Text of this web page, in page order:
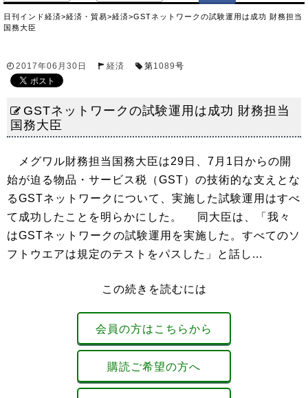
日刊インド経済>経済・貿易>経済>GSTネットワークの試験運用は成功 財務担当
国務大臣
2017年06月30日 経済 第1089号
GSTネットワークの試験運用は成功 財務担当
国務大臣
メグワル財務担当国務大臣は29日、7月1日からの開
始が迫る物品・サービス税（GST）の技術的な支えとな
るGSTネットワークについて、実施した試験運用はすべ
て成功したことを明らかにした。 同大臣は、「我々
はGSTネットワークの試験運用を実施した。すべてのソ
フトウエアは規定のテストをパスした」と話し...
この続きを読むには
会員の方はこちらから
購読ご希望の方へ